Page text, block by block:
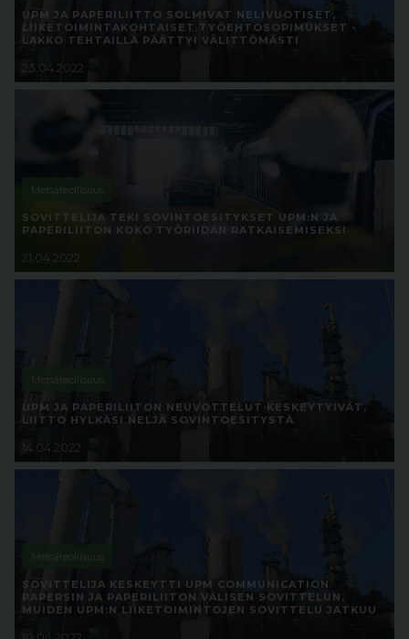
UPM JA PAPERILIITTO SOLMIVAT NELIVUOTISET,
LIIKETOIMINTAKOHTAISET TYÖEHTOSOPIMUKSET -
LAKKO TEHTAILLA PÄÄTTYI VÄLITTÖMÄSTI
23.04.2022
Metsäteollisuus
SOVITTELIJA TEKI SOVINTOESITYKSET UPM:N JA
PAPERILIITON KOKO TYÖRIIDAN RATKAISEMISEKSI
21.04.2022
Metsäteollisuus
UPM JA PAPERILIITON NEUVOTTELUT KESKEYTYIVÄT,
LIITTO HYLKÄSI NELJÄ SOVINTOESITYSTÄ
14.04.2022
Metsäteollisuus
SOVITTELIJA KESKEYTTI UPM COMMUNICATION
PAPERSIN JA PAPERILIITON VÄLISEN SOVITTELUN,
MUIDEN UPM:N LIIKETOIMINTOJEN SOVITTELU JATKUU